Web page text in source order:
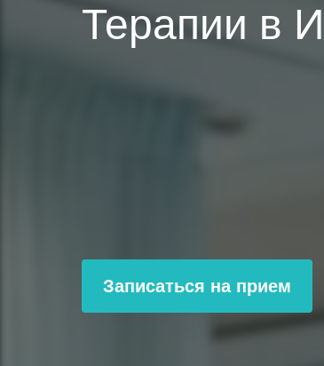
Терапии в
Записаться на прием